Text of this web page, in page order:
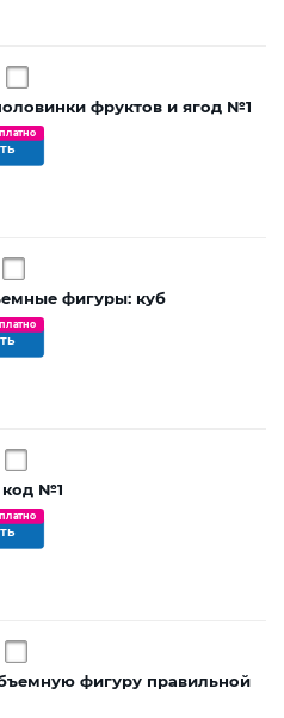
фруктов и ягод №1
фигуры: куб
№1
фигуру правильной